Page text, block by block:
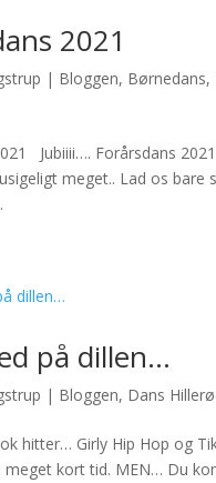
2021
| Bloggen, Børnedans,
Jubiiii…. Forårsdans
meget.. Lad os
på dillen…
| Bloggen, Dans
hitter… Girly Hip Hop og
meget kort tid. MEN… Du